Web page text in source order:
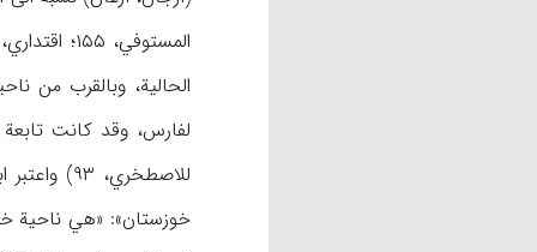
للاصطخري، ۹۳) واعتبر ابن حوقل (ص ۲۲۷) و
خوزستان»: «هي ناحیة